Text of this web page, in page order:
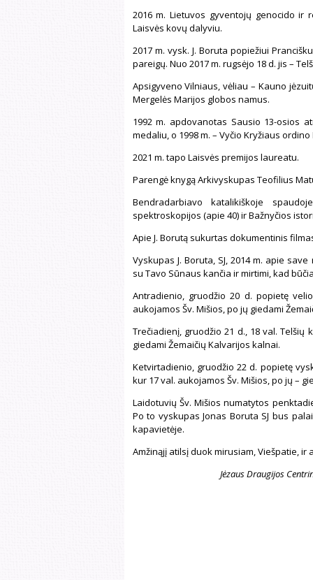
2016 m. Lietuvos gyventojų genocido ir
Laisvės kovų dalyviu.
2017 m. vysk. J. Boruta popiežiui
pareigų. Nuo 2017 m. rugsėjo 18 d. jis –
Apsigyveno Vilniaus, vėliau – Kauno
Mergelės Marijos globos namus.
1992 m. apdovanotas Sausio 13-osios
medaliu, o 1998 m. – Vyčio Kryžiaus
2021 m. tapo Laisvės premijos laureatu.
Parengė knygą Arkivyskupas Teofilius
Bendradarbiavo katalikiškoje
spektroskopijos (apie 40) ir Bažnyčios
Apie J. Borutą sukurtas dokumentinis
Vyskupas J. Boruta, SJ, 2014 m. apie
su Tavo Sūnaus kančia ir mirtimi, kad
Antradienio, gruodžio 20 d. popietę
aukojamos Šv. Mišios, po jų giedami
Trečiadienį, gruodžio 21 d., 18 val.
giedami Žemaičių Kalvarijos kalnai.
Ketvirtadienio, gruodžio 22 d. popietę
kur 17 val. aukojamos Šv. Mišios, po jų –
Laidotuvių Šv. Mišios numatytos
Po to vyskupas Jonas Boruta SJ bus
kapavietėje.
Amžinąjį atilsį duok mirusiam, Viešpatie, ir
Jėzaus Draugijos